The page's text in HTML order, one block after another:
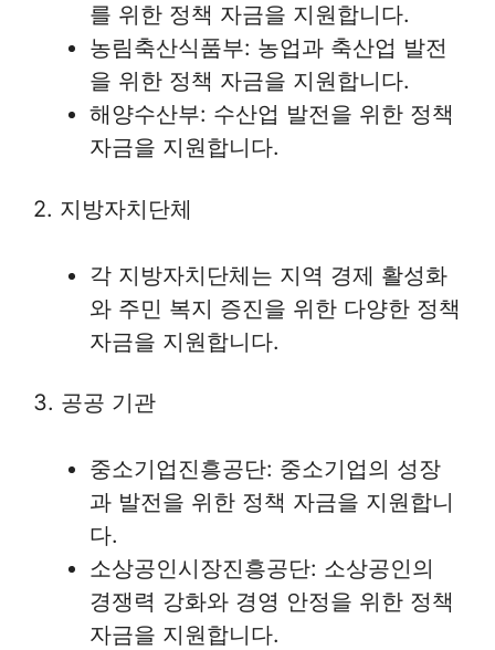
를 위한 정책 자금을 지원합니다.
농림축산식품부: 농업과 축산업 발전
을 위한 정책 자금을 지원합니다.
해양수산부: 수산업 발전을 위한 정책
자금을 지원합니다.
2. 지방자치단체
각 지방자치단체는 지역 경제 활성화
와 주민 복지 증진을 위한 다양한 정책
자금을 지원합니다.
3. 공공 기관
중소기업진흥공단: 중소기업의 성장
과 발전을 위한 정책 자금을 지원합니
다.
소상공인시장진흥공단: 소상공인의
경쟁력 강화와 경영 안정을 위한 정책
자금을 지원합니다.